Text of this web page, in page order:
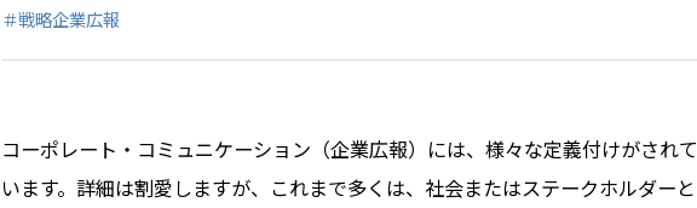
＃戦略企業広報
コーポレート・コミュニケーション（企業広報）には、様々な定義付けがされて
います。詳細は割愛しますが、これまで多くは、社会またはステークホルダーと